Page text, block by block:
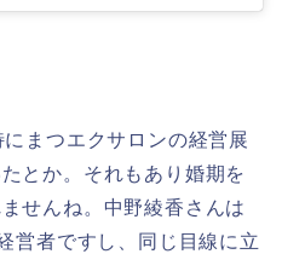
まつエクサロンの経営展
とか。それもあり婚期を
せんね。中野綾香さんは
営者ですし、同じ目線に立